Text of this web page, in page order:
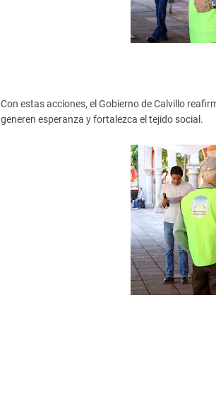
Con estas acciones, el Gobierno de Calvillo
generen esperanza y fortalezca el tejido social.